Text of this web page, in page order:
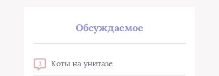
Обсуждаемое
3 Коты на унитазе